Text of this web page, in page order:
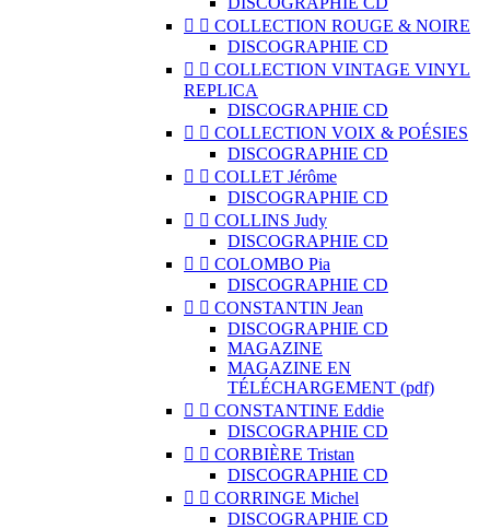
  COLLECTION ROUGE & NOIRE
DISCOGRAPHIE CD
  COLLECTION VINTAGE VINYL
REPLICA
DISCOGRAPHIE CD
  COLLECTION VOIX & POÉSIES
DISCOGRAPHIE CD
  COLLET Jérôme
DISCOGRAPHIE CD
  COLLINS Judy
DISCOGRAPHIE CD
  COLOMBO Pia
DISCOGRAPHIE CD
  CONSTANTIN Jean
DISCOGRAPHIE CD
MAGAZINE
MAGAZINE EN
TÉLÉCHARGEMENT (pdf)
  CONSTANTINE Eddie
DISCOGRAPHIE CD
  CORBIÈRE Tristan
DISCOGRAPHIE CD
  CORRINGE Michel
DISCOGRAPHIE CD